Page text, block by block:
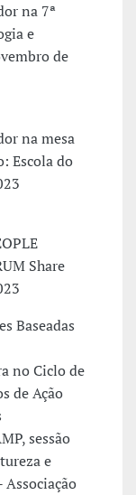
na 7ª
e
de
na mesa
Escola do
Share
Baseadas
no Ciclo de
de Ação
sessão
e